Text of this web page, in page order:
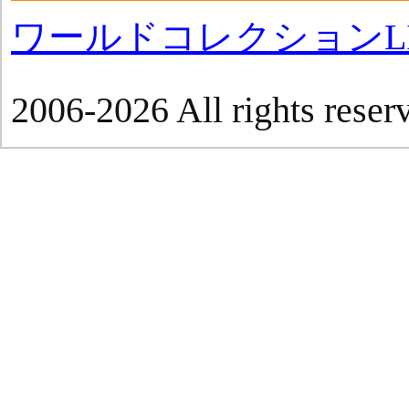
ワールドコレクション
2006-2026 All rights